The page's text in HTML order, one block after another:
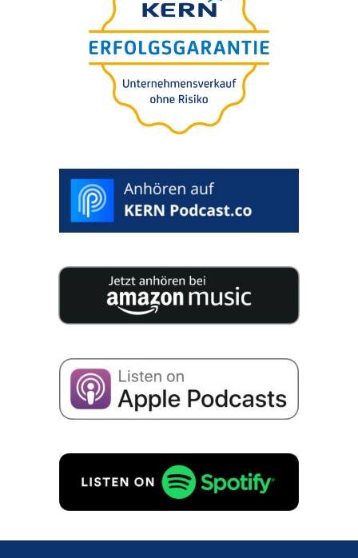
Sprze­daż firmy (M&A) bez
ryzyka i utraty wartości
WUNSCHTERMIN AUSWÄHLEN